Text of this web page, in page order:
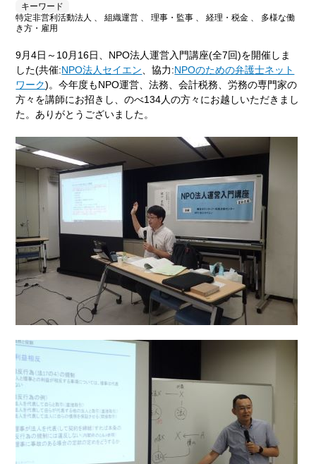
キーワード
特定非営利活動法人 、 組織運営 、 理事・監事 、 経理・税金 、 多様な働
き方・雇用
9月4日～10月16日、NPO法人運営入門講座(全7回)を開催しま
した(共催:NPO法人セイエン 、協力:NPOのための弁護士ネット
ワーク)。今年度もNPO運営、法務、会計税務、労務の専門家の
方々を講師にお招きし、のべ134人の方々にお越しいただきまし
た。ありがとうございました。